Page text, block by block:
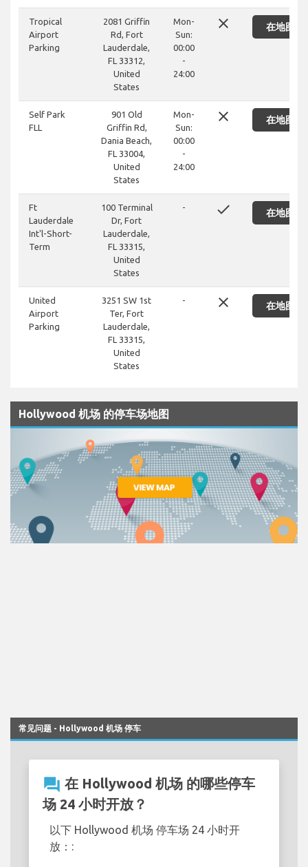
Tropical
Airport
Parking
2081 Griffin
Rd, Fort
Lauderdale,
FL 33312,
United
States
Mon-
Sun:
00:00
-
24:00
close 在地图上
Self Park
FLL
901 Old
Griffin Rd,
Dania Beach,
FL 33004,
United
States
Mon-
Sun:
00:00
-
24:00
close 在地图上
Ft
Lauderdale
Int'l-Short-
Term
100 Terminal
Dr, Fort
Lauderdale,
FL 33315,
United
States
- done 在地图上
United
Airport
Parking
3251 SW 1st
Ter, Fort
Lauderdale,
FL 33315,
United
States
- close 在地图上
Hollywood 机场 的停车场地图
常见问题 - Hollywood 机场 停车
question_answer 在 Hollywood 机场 的哪些停车
场 24 小时开放？
以下 Hollywood 机场 停车场 24 小时开
放：: